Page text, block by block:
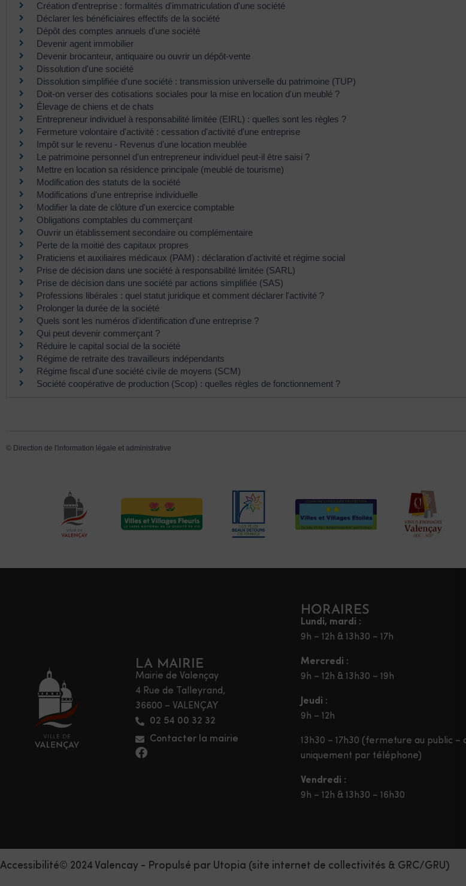
Création d'entreprise : formalités d'immatriculation d'une société
Déclarer les bénéficiaires effectifs de la société
Dépôt des comptes annuels d'une société
Devenir agent immobilier
Devenir brocanteur, antiquaire ou ouvrir un dépôt-vente
Dissolution d'une société
Dissolution simplifiée d'une société : transmission universelle du patrimoine (TUP)
Doit-on verser des cotisations sociales pour la mise en location d'un meublé ?
Élevage de chiens et de chats
Entrepreneur individuel à responsabilité limitée (EIRL) : quelles sont les règles ?
Fermeture volontaire d'activité : cessation d'activité d'une entreprise
Impôt sur le revenu - Revenus d'une location meublée
Le patrimoine personnel d'un entrepreneur individuel peut-il être saisi ?
Mettre en location sa résidence principale (meublé de tourisme)
Modification des statuts de la société
Modifications d'une entreprise individuelle
Modifier la date de clôture d'un exercice comptable
Obligations comptables du commerçant
Ouvrir un établissement secondaire ou complémentaire
Perte de la moitié des capitaux propres
Praticiens et auxiliaires médicaux (PAM) : déclaration d'activité et régime social
Prise de décision dans une société à responsabilité limitée (SARL)
Prise de décision dans une société par actions simplifiée (SAS)
Professions libérales : quel statut juridique et comment déclarer l'activité ?
Prolonger la durée de la société
Quels sont les numéros d'identification d'une entreprise ?
Qui peut devenir commerçant ?
Réduire le capital social de la société
Régime de retraite des travailleurs indépendants
Régime fiscal d'une société civile de moyens (SCM)
Société coopérative de production (Scop) : quelles règles de fonctionnement ?
© Direction de l'information légale et administrative
LA MAIRIE
Mairie de Valençay
4 Rue de Talleyrand,
36600 – VALENÇAY
02 54 00 32 32
Contacter la mairie
HORAIRES
Lundi, mardi :
9h – 12h & 13h30 – 17h
Mercredi :
9h – 12h & 13h30 – 19h
Jeudi :
9h – 12h
13h30 – 17h30 (fermeture au public –
uniquement par téléphone)
Vendredi :
9h – 12h & 13h30 – 16h30
Accessibilité© 2024 Valencay - Propulsé par Utopia (site internet de collectivités & GRC/GRU)